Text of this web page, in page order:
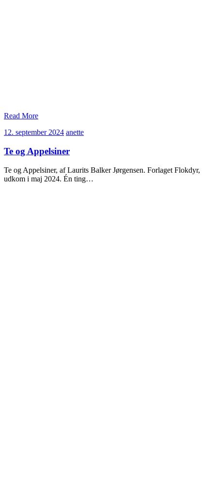
Read More
12. september 202412.
2024
anetteanette
Te og Appelsiner
Te og Appelsiner, af Laurits Balker Jørgensen. Forlaget Flokdyr,
udkom i maj 2024. Én ting…